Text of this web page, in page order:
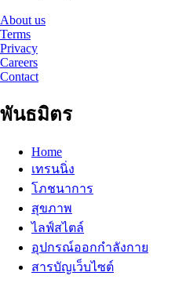
About us
Terms
Privacy
Careers
Contact
พันธมิตร
Home
เทรนนิ่ง
โภชนาการ
สุขภาพ
ไลฟ์สไตล์
อุปกรณ์ออกกำลังกาย
สารบัญเว็บไซต์